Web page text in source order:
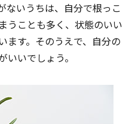
ないうちは、自分で根っこ
うことも多く、状態のいい
ます。そのうえで、自分の
いでしょう。